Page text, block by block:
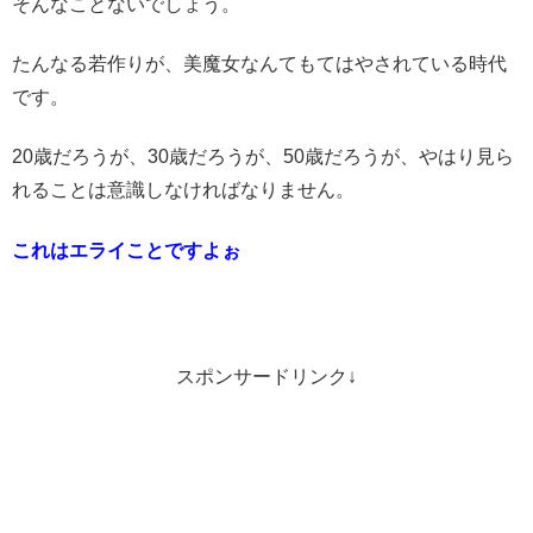
たんなる若作りが、美魔女なんてもてはやされている時代
です。
20歳だろうが、30歳だろうが、50歳だろうが、やはり見ら
れることは意識しなければなりません。
これはエライことですよぉ
スポンサードリンク↓